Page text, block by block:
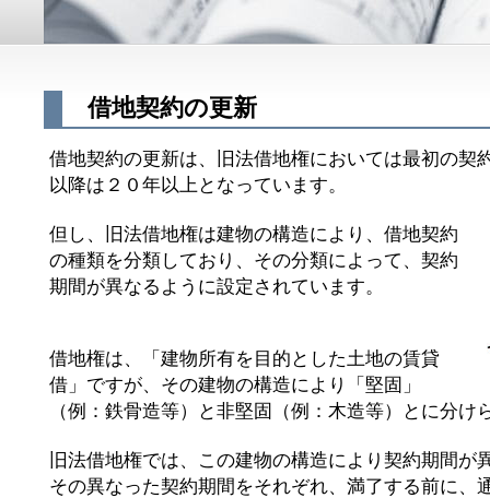
借地契約の更新
借地契約の更新は、旧法借地権においては最初の契
以降は２０年以上となっています。
但し、旧法借地権は建物の構造により、借地契約
の種類を分類しており、その分類によって、契約
期間が異なるように設定されています。
借地権は、「建物所有を目的とした土地の賃貸
借」ですが、その建物の構造により「堅固」
（例：鉄骨造等）と非堅固（例：木造等）とに分け
旧法借地権では、この建物の構造により契約期間が
その異なった契約期間をそれぞれ、満了する前に、